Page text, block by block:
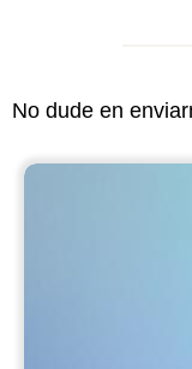
No dude en